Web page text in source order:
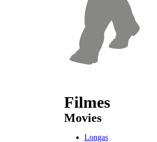
Filmes
Movies
Longas